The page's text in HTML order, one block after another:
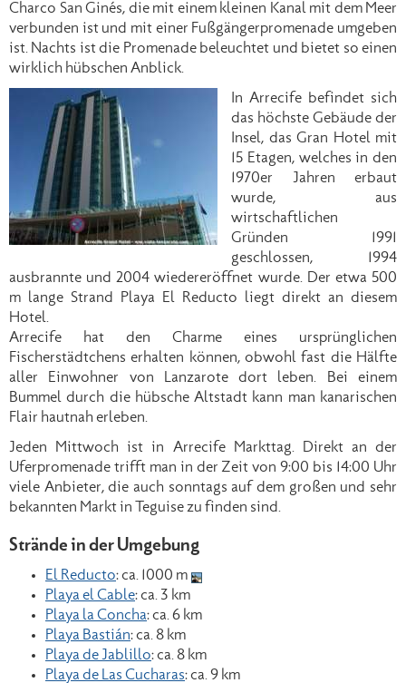
Charco San Ginés, die mit einem kleinen Kanal mit dem Meer
verbunden ist und mit einer Fußgängerpromenade umgeben
ist. Nachts ist die Promenade beleuchtet und bietet so einen
wirklich hübschen Anblick.
In Arrecife befindet sich
das höchste Gebäude der
Insel, das Gran Hotel mit
15 Etagen, welches in den
1970er Jahren erbaut
wurde, aus
wirtschaftlichen
Gründen 1991
geschlossen, 1994
ausbrannte und 2004 wiedereröffnet wurde. Der etwa 500
m lange Strand Playa El Reducto liegt direkt an diesem
Hotel.
Arrecife hat den Charme eines ursprünglichen
Fischerstädtchens erhalten können, obwohl fast die Hälfte
aller Einwohner von Lanzarote dort leben. Bei einem
Bummel durch die hübsche Altstadt kann man kanarischen
Flair hautnah erleben.
Jeden Mittwoch ist in Arrecife Markttag. Direkt an der
Uferpromenade trifft man in der Zeit von 9:00 bis 14:00 Uhr
viele Anbieter, die auch sonntags auf dem großen und sehr
bekannten Markt in Teguise zu finden sind.
Strände in der Umgebung
El Reducto: ca. 1000 m
Playa el Cable: ca. 3 km
Playa la Concha: ca. 6 km
Playa Bastián: ca. 8 km
Playa de Jablillo: ca. 8 km
Playa de Las Cucharas: ca. 9 km